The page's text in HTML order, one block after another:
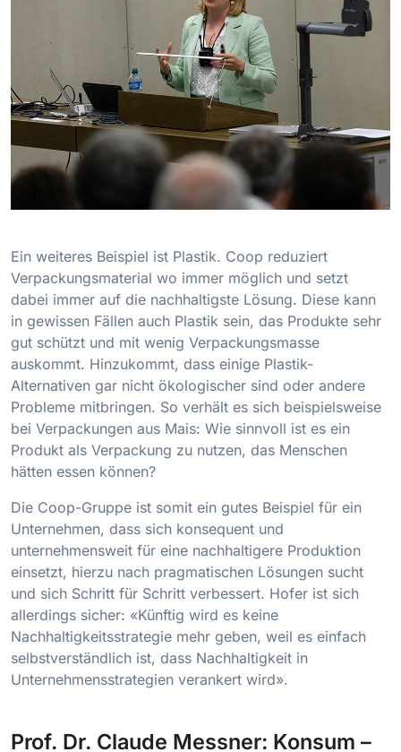
Ein weiteres Beispiel ist Plastik. Coop reduziert
Verpackungsmaterial wo immer möglich und setzt
dabei immer auf die nachhaltigste Lösung. Diese kann
in gewissen Fällen auch Plastik sein, das Produkte sehr
gut schützt und mit wenig Verpackungsmasse
auskommt. Hinzukommt, dass einige Plastik-
Alternativen gar nicht ökologischer sind oder andere
Probleme mitbringen. So verhält es sich beispielsweise
bei Verpackungen aus Mais: Wie sinnvoll ist es ein
Produkt als Verpackung zu nutzen, das Menschen
hätten essen können?
Die Coop-Gruppe ist somit ein gutes Beispiel für ein
Unternehmen, dass sich konsequent und
unternehmensweit für eine nachhaltigere Produktion
einsetzt, hierzu nach pragmatischen Lösungen sucht
und sich Schritt für Schritt verbessert. Hofer ist sich
allerdings sicher: «Künftig wird es keine
Nachhaltigkeitsstrategie mehr geben, weil es einfach
selbstverständlich ist, dass Nachhaltigkeit in
Unternehmensstrategien verankert wird».
Prof. Dr. Claude Messner: Konsum –